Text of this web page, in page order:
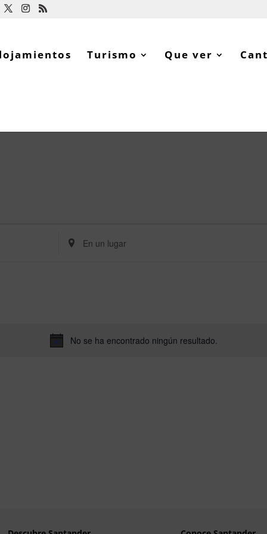
Turismo Que ver
Aviso
No se ha encontrado ningún resultado.
Ingresa